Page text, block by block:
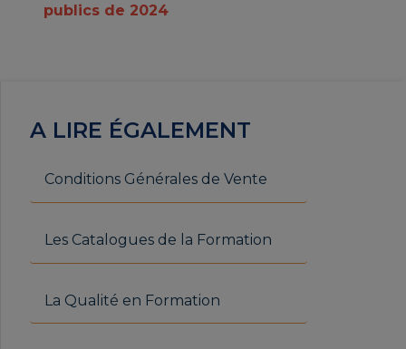
publics de 2024
A LIRE ÉGALEMENT
Conditions Générales de Vente
Les Catalogues de la Formation
La Qualité en Formation